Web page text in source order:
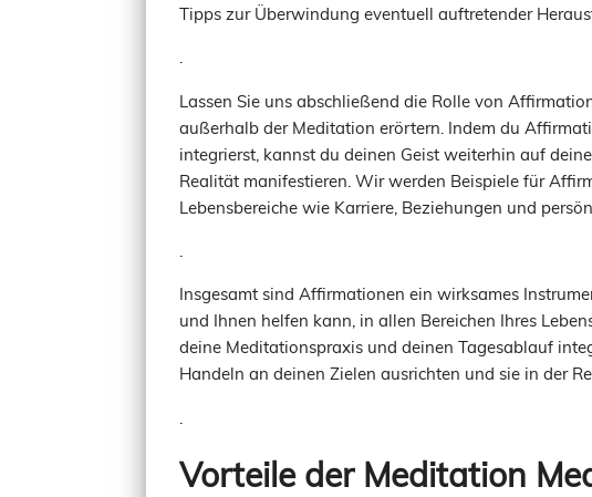
Tipps zur Überwindung eventuell auftretender
.
Lassen Sie uns abschließend die Rolle von
außerhalb der Meditation erörtern. Indem du
integrierst, kannst du deinen Geist weiterhin auf
Realität manifestieren. Wir werden Beispiele für
Lebensbereiche wie Karriere, Beziehungen und
Insgesamt sind Affirmationen ein wirksames
und Ihnen helfen kann, in allen Bereichen Ihres
deine Meditationspraxis und deinen Tagesablauf
Handeln an deinen Zielen ausrichten und sie in der
Vorteile der Meditation